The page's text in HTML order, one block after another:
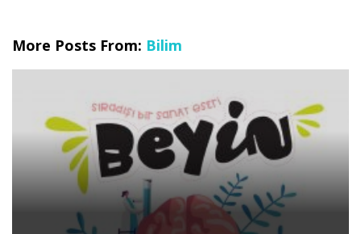
More Posts From: Bilim